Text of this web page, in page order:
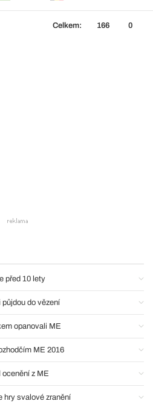
Celkem: 166 0
před 10 lety
do vězení
opanovali ME
ME 2016
ocenění z ME
hry svalové zranění